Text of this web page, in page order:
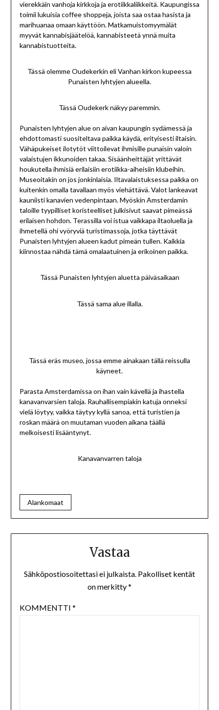
vierekkäin vanhoja kirkkoja ja erotiikkaliikkeitä. Kaupungissa
toimii lukuisia coffee shoppeja, joista saa ostaa hasista ja
marihuanaa omaan käyttöön. Matkamuistomyymälät
myyvät kannabisjäätelöä, kannabisteetä ynnä muita
kannabistuotteita.
Tässä olemme Oudekerkin eli Vanhan kirkon kupeessa
Punaisten lyhtyjen alueella.
Tässä Oudekerk näkyy paremmin.
Punaisten lyhtyjen alue on aivan kaupungin sydämessä ja
ehdottomasti suositeltava paikka käydä, erityisesti iltaisin.
Vähäpukeiset ilotytöt viittoilevat ihmisille punaisin valoin
valaistujen ikkunoiden takaa. Sisäänheittäjät yrittävät
houkutella ihmisiä erilaisiin erotiikka-aiheisiin klubeihin.
Museoitakin on jos jonkinlaisia. Iltavalaistuksessa paikka on
kuitenkin omalla tavallaan myös viehättävä. Valot lankeavat
kauniisti kanavien vedenpintaan. Myöskin Amsterdamin
taloille tyypilliset koristeelliset julkisivut saavat pimeässä
erilaisen hohdon. Terassilla voi istua vaikkapa iltaoluella ja
ihmetellä ohi vyöryviä turistimassoja, jotka täyttävät
Punaisten lyhtyjen alueen kadut pimeän tullen. Kaikkia
kiinnostaa nähdä tämä omalaatuinen ja erikoinen paikka.
Tässä Punaisten lyhtyjen aluetta päiväsaikaan
Tässä sama alue illalla.
Tässä eräs museo, jossa emme ainakaan tällä reissulla
käyneet.
Parasta Amsterdamissa on ihan vain kävellä ja ihastella
kanavanvarsien taloja. Rauhallisempiakin katuja onneksi
vielä löytyy, vaikka täytyy kyllä sanoa, että turistien ja
roskan määrä on muutaman vuoden aikana täällä
melkoisesti lisääntynyt.
Kanavanvarren taloja
Alankomaat
Vastaa
Sähköpostiosoitettasi ei julkaista. Pakolliset kentät
on merkitty*
KOMMENTTI *